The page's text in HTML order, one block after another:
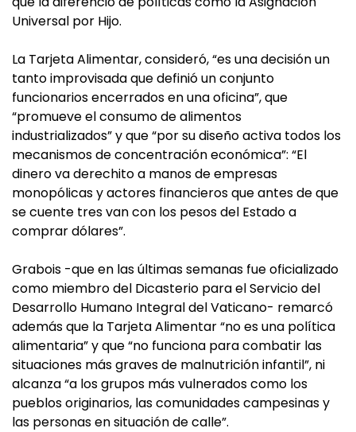
Universal por Hijo.
La Tarjeta Alimentar, consideró, “es una decisión un
tanto improvisada que definió un conjunto
funcionarios encerrados en una oficina”, que
“promueve el consumo de alimentos
industrializados” y que “por su diseño activa todos los
mecanismos de concentración económica”: “El
dinero va derechito a manos de empresas
monopólicas y actores financieros que antes de que
se cuente tres van con los pesos del Estado a
comprar dólares”.
Grabois -que en las últimas semanas fue oficializado
como miembro del Dicasterio para el Servicio del
Desarrollo Humano Integral del Vaticano- remarcó
además que la Tarjeta Alimentar “no es una política
alimentaria” y que “no funciona para combatir las
situaciones más graves de malnutrición infantil”, ni
alcanza “a los grupos más vulnerados como los
pueblos originarios, las comunidades campesinas y
las personas en situación de calle”.